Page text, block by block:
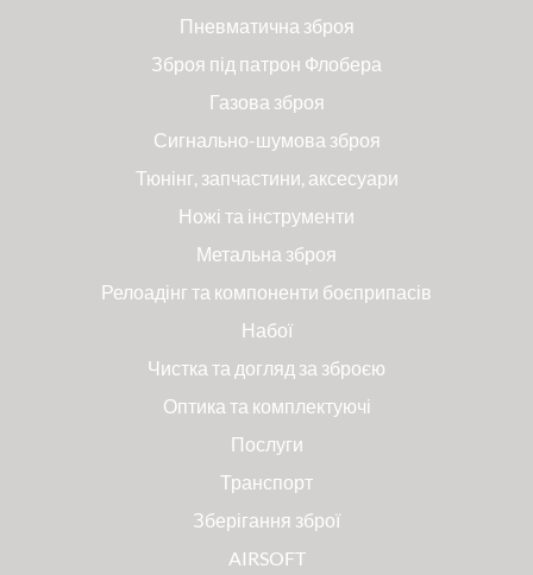
Пневматична зброя
Зброя під патрон Флобера
Газова зброя
Сигнально-шумова зброя
Тюнінг, запчастини, аксесуари
Ножі та інструменти
Метальна зброя
Релоадінг та компоненти боєприпасів
Набої
Чистка та догляд за зброєю
Оптика та комплектуючі
Послуги
Транспорт
Зберігання зброї
AIRSOFT